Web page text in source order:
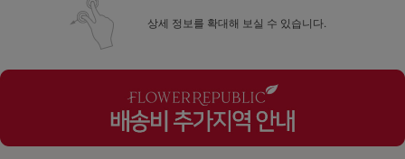
상세 정보를 확대해 보실 수 있습니다.